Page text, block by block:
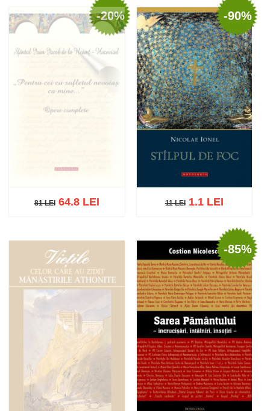
Adaugă în coș Wishlist Stoc epuizat
-20%
Stoc epuizat
81 LEI64.8 LEI
-90%
11 LEI
Adaugă în coș Wishlist
11 LEI1.1 LEI
-85%